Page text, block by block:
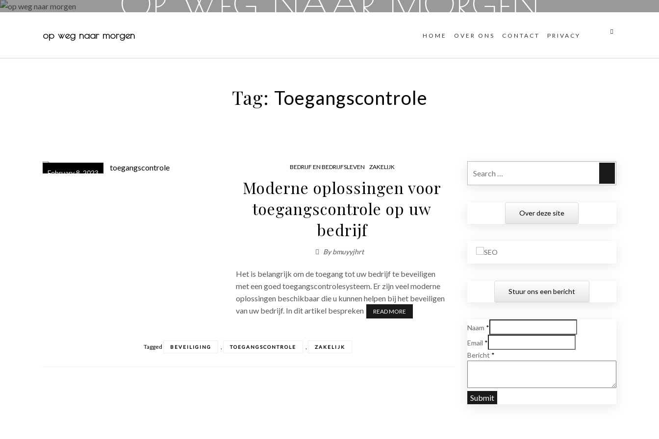
op weg naar morgen HOME OVER ONS CONTACT PRIVACY
Tag: Toegangscontrole
February 8, 2023
BEDRIJF EN BEDRIJFSLEVEN ZAKELIJK
Moderne oplossingen voor
toegangscontrole op uw
bedrijf
Bybmuyyjhrt
Het is belangrijk om de toegang tot uw bedrijf te beveiligen
met een goed toegangscontrolesysteem. Er zijn veel moderne
oplossingen beschikbaar die u kunnen helpen bij het beveiligen
van uw bedrijf. In dit artikel bespreken
READ MORE
Tagged BEVEILIGING , TOEGANGSCONTROLE , ZAKELIJK
Over deze site
Stuur ons een bericht
Naam *
Email *
Bericht *
Submit